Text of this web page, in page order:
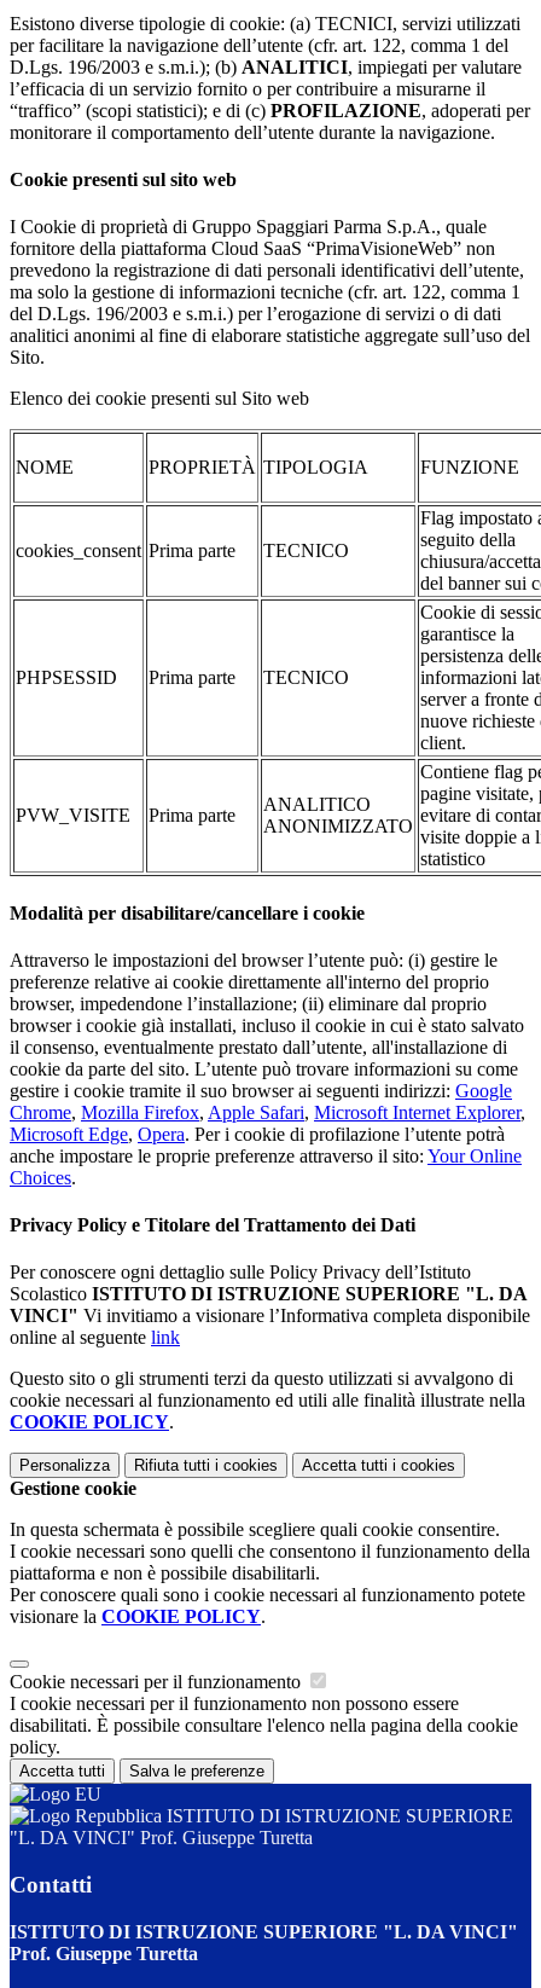
Esistono diverse tipologie di cookie: (a) TECNICI, servizi utilizzati
per facilitare la navigazione dell’utente (cfr. art. 122, comma 1 del
D.Lgs. 196/2003 e s.m.i.); (b) ANALITICI, impiegati per valutare
l’efficacia di un servizio fornito o per contribuire a misurarne il
“traffico” (scopi statistici); e di (c) PROFILAZIONE, adoperati per
monitorare il comportamento dell’utente durante la navigazione.
Cookie presenti sul sito web
I Cookie di proprietà di Gruppo Spaggiari Parma S.p.A., quale
fornitore della piattaforma Cloud SaaS “PrimaVisioneWeb” non
prevedono la registrazione di dati personali identificativi dell’utente,
ma solo la gestione di informazioni tecniche (cfr. art. 122, comma 1
del D.Lgs. 196/2003 e s.m.i.) per l’erogazione di servizi o di dati
analitici anonimi al fine di elaborare statistiche aggregate sull’uso del
Sito.
Elenco dei cookie presenti sul Sito web
NOME PROPRIETÀ TIPOLOGIA FUNZIONE
cookies_consent Prima parte TECNICO
Flag impostato
seguito della
chiusura/
del banner sui
PHPSESSID Prima parte TECNICO
Cookie di
garantisce la
persistenza
informazioni
server a fronte
nuove richieste
client.
PVW_VISITE Prima parte
ANALITICO
ANONIMIZZATO
Contiene flag
pagine visitate,
evitare di
visite doppie a
statistico
Modalità per disabilitare/cancellare i cookie
Attraverso le impostazioni del browser l’utente può: (i) gestire le
preferenze relative ai cookie direttamente all'interno del proprio
browser, impedendone l’installazione; (ii) eliminare dal proprio
browser i cookie già installati, incluso il cookie in cui è stato salvato
il consenso, eventualmente prestato dall’utente, all'installazione di
cookie da parte del sito. L’utente può trovare informazioni su come
gestire i cookie tramite il suo browser ai seguenti indirizzi: Google
Chrome, Mozilla Firefox, Apple Safari, Microsoft Internet Explorer,
Microsoft Edge, Opera. Per i cookie di profilazione l’utente potrà
anche impostare le proprie preferenze attraverso il sito: Your Online
Choices.
Privacy Policy e Titolare del Trattamento dei Dati
Per conoscere ogni dettaglio sulle Policy Privacy dell’Istituto
Scolastico ISTITUTO DI ISTRUZIONE SUPERIORE "L. DA
VINCI" Vi invitiamo a visionare l’Informativa completa disponibile
online al seguente link
Questo sito o gli strumenti terzi da questo utilizzati si avvalgono di
cookie necessari al funzionamento ed utili alle finalità illustrate nella
COOKIE POLICY.
Personalizza Rifiuta tutti i cookies Accetta tutti i cookies
Gestione cookie
In questa schermata è possibile scegliere quali cookie consentire.
I cookie necessari sono quelli che consentono il funzionamento della
piattaforma e non è possibile disabilitarli.
Per conoscere quali sono i cookie necessari al funzionamento potete
visionare la COOKIE POLICY.
Cookie necessari per il funzionamento
I cookie necessari per il funzionamento non possono essere
disabilitati. È possibile consultare l'elenco nella pagina della cookie
policy.
Accetta tutti Salva le preferenze
ISTITUTO DI ISTRUZIONE SUPERIORE
"L. DA VINCI" Prof. Giuseppe Turetta
Contatti
ISTITUTO DI ISTRUZIONE SUPERIORE "L. DA VINCI"
Prof. Giuseppe Turetta